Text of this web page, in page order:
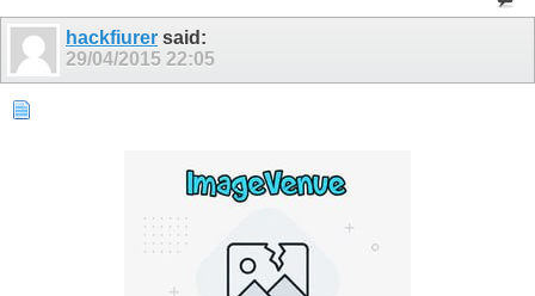
hackfiurer said:
29/04/2015 22:05